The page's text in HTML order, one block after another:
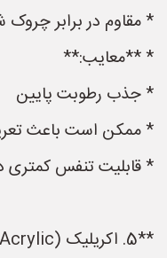
* مقاوم در برابر
* **معایب:**
* جذب رطوبت پایین
* ممکن است باعث
* قابلیت تنفس کمتری
**5. اکریلیک (Acrylic):**